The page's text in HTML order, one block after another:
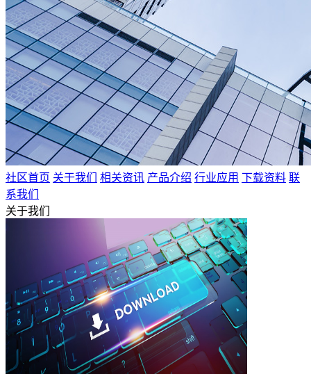
社区首页 关于我们 相关资讯 产品介绍 行业应用 下载资料 联
系我们
关于我们